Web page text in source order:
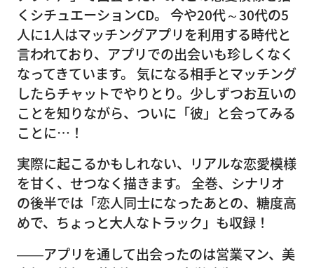
くシチュエーションCD。 今や20代～30代の5
人に1人はマッチングアプリを利用する時代と
言われており、アプリでの出会いも珍しくなく
なってきています。 気になる相手とマッチング
したらチャットでやりとり。少しずつお互いの
ことを知りながら、ついに「彼」と会ってみる
ことに…！
実際に起こるかもしれない、リアルな恋愛模様
を甘く、せつなく描きます。 全巻、シナリオ
の後半では「恋人同士になったあとの、糖度高
めで、ちょっと大人なトラック」も収録！
――アプリを通して出会ったのは営業マン、美